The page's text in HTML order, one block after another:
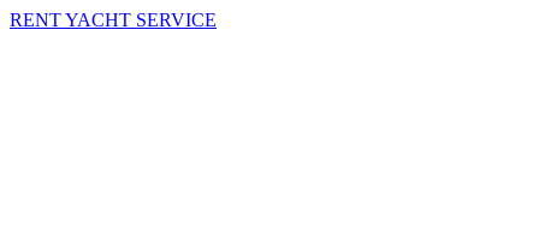
RENT YACHT SERVICE